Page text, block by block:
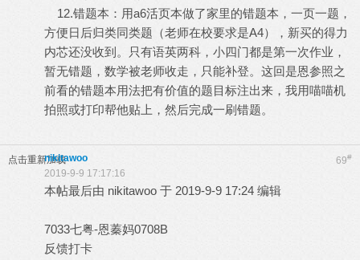
12.错题本：用a6活页本做了家里的错题本，一页一题，
方便日后归类同类题（老师在校要求是A4），新买的得力
内芯还没收到。只有语英两科，小四门都是第一次作业，
暂无错题，数学被老师收走，只能补登。这回是恩参照之
前看的错题本用法把有价值的题目标注出来，我用喵喵机
拍照或打印帮他贴上，然后完成一刷错题。
点击重新加载 69#
nikitawoo
2019-9-9 17:17:16
本帖最后由 nikitawoo 于 2019-9-9 17:24 编辑
7033七粤-恩蓁妈0708B
反馈打卡